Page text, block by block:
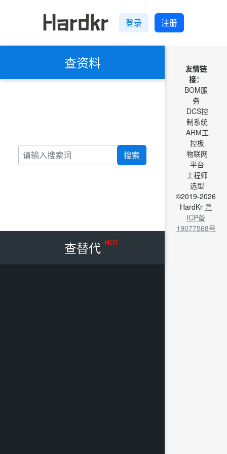
登录 注册
查资料
搜索
查替代 HOT
友情链
接：
BOM服
务
DCS控
制系统
ARM工
控板
物联网
平台
工程师
选型
©2019-2026
HardKr 粤
ICP备
19077568号